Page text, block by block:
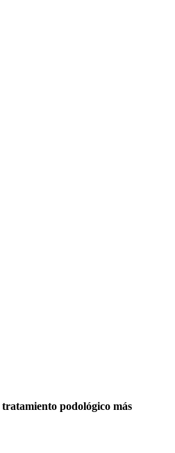
tratamiento podológico más